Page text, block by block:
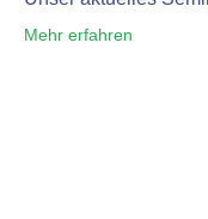
Mehr erfahren